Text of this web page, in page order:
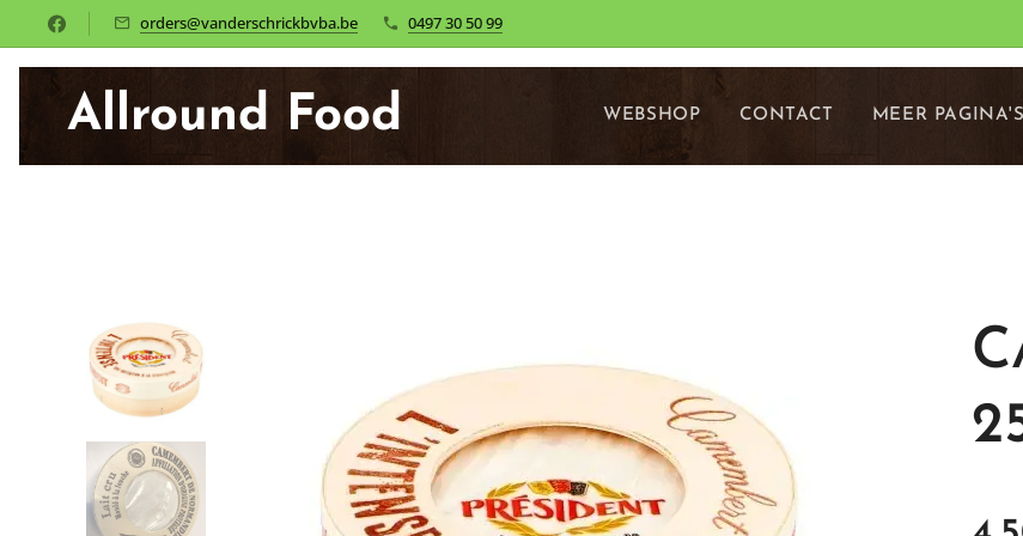
orders@vanderschrickbvba.be 0497 30 50 99
Allround Food WEBSHOP CONTACT MEER PAGINA'S